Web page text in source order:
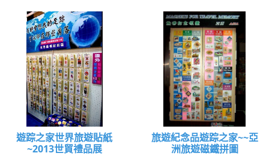
遊踪之家世界旅遊貼紙
~2013世貿禮品展
旅遊紀念品遊踪之家~~亞
洲旅遊磁鐵拼圖